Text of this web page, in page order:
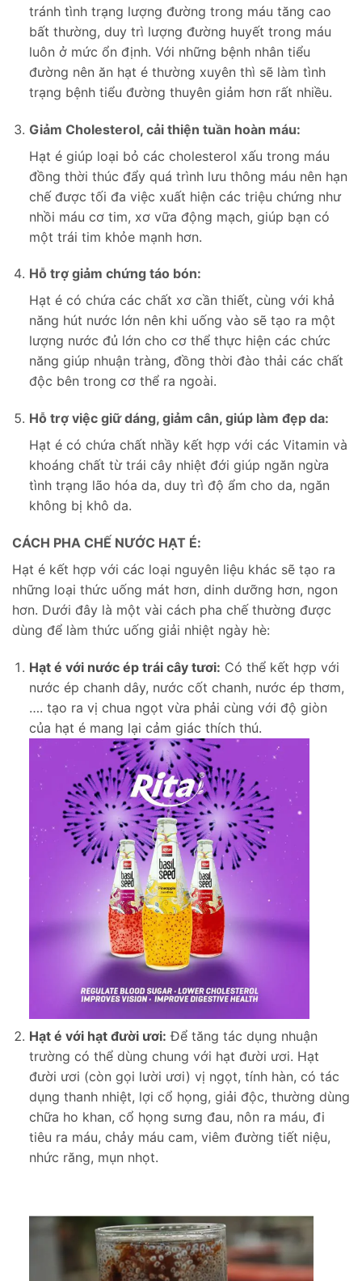
tránh tình trạng lượng đường trong máu tăng cao
bất thường, duy trì lượng đường huyết trong máu
luôn ở mức ổn định. Với những bệnh nhân tiểu
đường nên ăn hạt é thường xuyên thì sẽ làm tình
trạng bệnh tiểu đường thuyên giảm hơn rất nhiều.
Giảm Cholesterol, cải thiện tuần hoàn máu:
Hạt é giúp loại bỏ các cholesterol xấu trong máu
đồng thời thúc đẩy quá trình lưu thông máu nên hạn
chế được tối đa việc xuất hiện các triệu chứng như
nhồi máu cơ tim, xơ vữa động mạch, giúp bạn có
một trái tim khỏe mạnh hơn.
Hỗ trợ giảm chứng táo bón:
Hạt é có chứa các chất xơ cần thiết, cùng với khả
năng hút nước lớn nên khi uống vào sẽ tạo ra một
lượng nước đủ lớn cho cơ thể thực hiện các chức
năng giúp nhuận tràng, đồng thời đào thải các chất
độc bên trong cơ thể ra ngoài.
Hỗ trợ việc giữ dáng, giảm cân, giúp làm đẹp da:
Hạt é có chứa chất nhầy kết hợp với các Vitamin và
khoáng chất từ trái cây nhiệt đới giúp ngăn ngừa
tình trạng lão hóa da, duy trì độ ẩm cho da, ngăn
không bị khô da.
CÁCH PHA CHẾ NƯỚC HẠT É:
Hạt é kết hợp với các loại nguyên liệu khác sẽ tạo ra
những loại thức uống mát hơn, dinh dưỡng hơn, ngon
hơn. Dưới đây là một vài cách pha chế thường được
dùng để làm thức uống giải nhiệt ngày hè:
Hạt é với nước ép trái cây tươi: Có thể kết hợp với
nước ép chanh dây, nước cốt chanh, nước ép thơm,
…. tạo ra vị chua ngọt vừa phải cùng với độ giòn
của hạt é mang lại cảm giác thích thú.
Hạt é với hạt đười ươi: Để tăng tác dụng nhuận
trường có thể dùng chung với hạt đười ươi. Hạt
đười ươi (còn gọi lười ươi) vị ngọt, tính hàn, có tác
dụng thanh nhiệt, lợi cổ họng, giải độc, thường dùng
chữa ho khan, cổ họng sưng đau, nôn ra máu, đi
tiêu ra máu, chảy máu cam, viêm đường tiết niệu,
nhức răng, mụn nhọt.